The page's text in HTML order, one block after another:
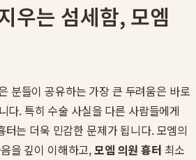
우는 섬세함, 모엠
분들이 공유하는 가장 큰 두려움은 바로
다. 특히 수술 사실을 다른 사람들에게
터는 더욱 민감한 문제가 됩니다. 모엠의
을 깊이 이해하고,모엠 의원 흉터 최소